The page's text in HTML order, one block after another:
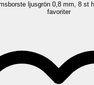
ljusgrön 0,8 mm, 8 st
favoriter